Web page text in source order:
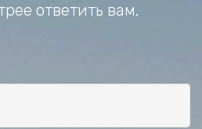
ответить вам.